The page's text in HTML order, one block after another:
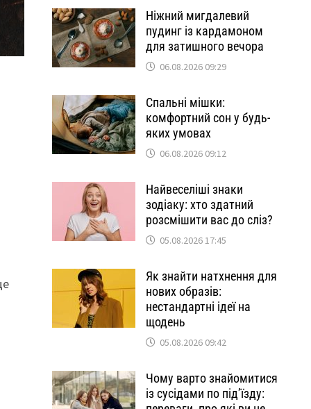
Ніжний мигдалевий
пудинг із кардамоном
для затишного вечора
06.08.2026 09:29
Спальні мішки:
комфортний сон у будь-
яких умовах
06.08.2026 09:12
Найвеселіші знаки
зодіаку: хто здатний
розсмішити вас до сліз?
05.08.2026 17:45
Як знайти натхнення для
нових образів:
нестандартні ідеї на
щодень
05.08.2026 09:42
Чому варто знайомитися
із сусідами по під’їзду: